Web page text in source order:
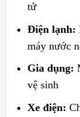
tử
Điện lạnh:
máy nước
Gia dụng:
vệ sinh
Xe điện: